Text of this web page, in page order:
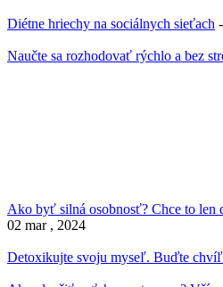
Diétne hriechy na sociálnych sieťach
Naučte sa rozhodovať rýchlo a bez
Ako byť silná osobnosť? Chce to len
02 mar , 2024
Detoxikujte svoju myseľ. Buďte